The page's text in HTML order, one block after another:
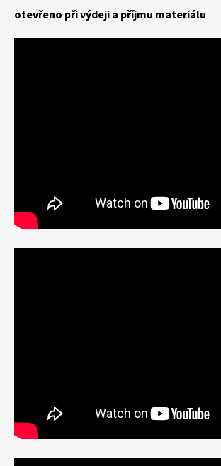
otevřeno při výdeji a příjmu materiálu